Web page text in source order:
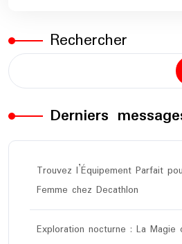
Rechercher
Derniers
Trouvez l’Équipement Parfait
Femme chez Decathlon
Exploration nocturne : La